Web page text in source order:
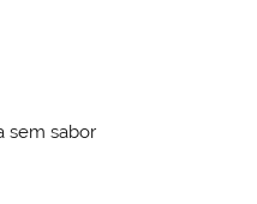
sem sabor